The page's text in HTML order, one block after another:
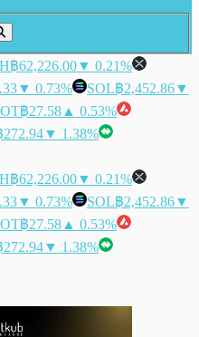
฿62,226.00▼ 0.21%
▼ 0.73% SOL฿2,452.86▼
฿27.58 ▲ 0.53%
272.94▼ 1.38%
฿62,226.00▼ 0.21%
▼ 0.73% SOL฿2,452.86▼
฿27.58 ▲ 0.53%
272.94▼ 1.38%